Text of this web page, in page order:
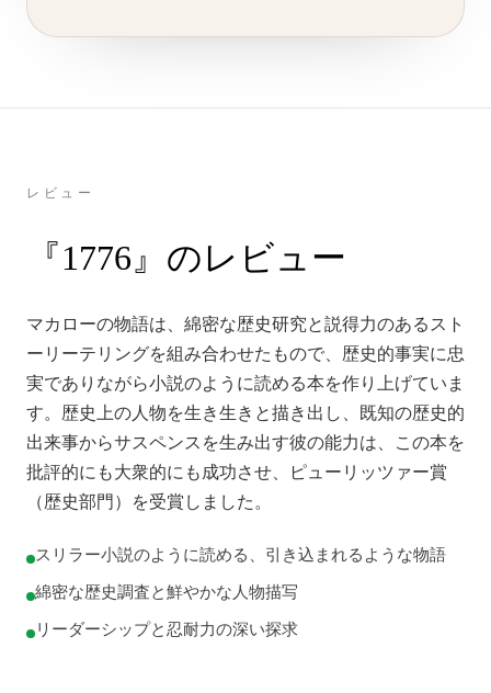
レビュー
『1776』のレビュー
マカローの物語は、綿密な歴史研究と説得力のあるスト
ーリーテリングを組み合わせたもので、歴史的事実に忠
実でありながら小説のように読める本を作り上げていま
す。歴史上の人物を生き生きと描き出し、既知の歴史的
出来事からサスペンスを生み出す彼の能力は、この本を
批評的にも大衆的にも成功させ、ピューリッツァー賞
（歴史部門）を受賞しました。
スリラー小説のように読める、引き込まれるような物語
綿密な歴史調査と鮮やかな人物描写
リーダーシップと忍耐力の深い探求